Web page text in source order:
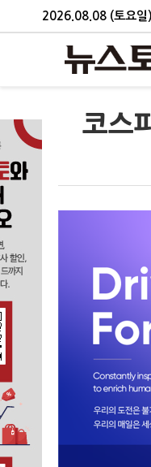
2026.08.08 (토요일)
코스